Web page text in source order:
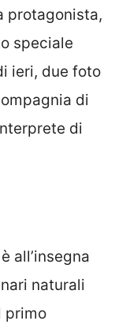
protagonista,
speciale
ieri, due foto
di
di
all’insegna
naturali
primo